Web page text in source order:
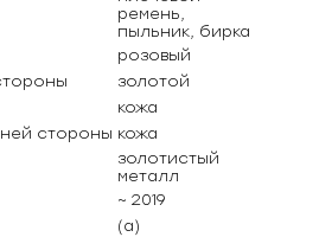
ремень,
пыльник, бирка
розовый
золотой
кожа
стороны кожа
золотистый
металл
~ 2019
(а)